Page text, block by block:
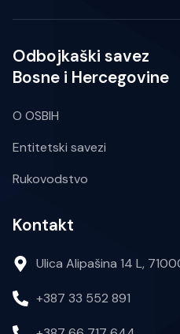
Odbojkaški savez
Bosne i Hercegovine
O OSBIH
Entitetski savezi
Rukovodstvo
Kontakt
Ulica Alipašina 14 L,
+387 33 552 891